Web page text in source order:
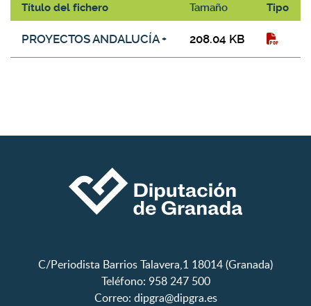
Título del fichero Tamaño Tipo
PROYECTOS ANDALUCÍA + 208.04 KB
C/Periodista Barrios Talavera,1 18014 (Granada)
Teléfono: 958 247 500
Correo: dipgra@dipgra.es